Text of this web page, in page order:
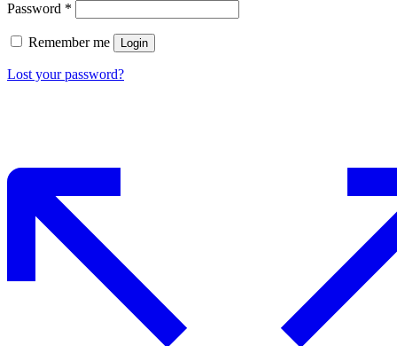
Password *
Remember me Login
Lost your password?